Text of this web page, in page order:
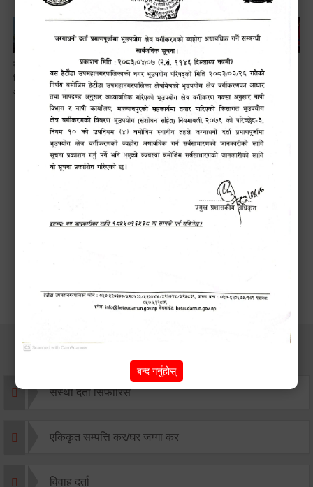
लैङ्गि असमानताका
विबिध पक्षहरु विषयक
अन्तक्रिया कार्यक्रम
हेटौँडा
उपमहानगरपालिकाबाटै
प्यान र भ्याटसहितका
कर सेवा सम्बन्धी
सूचना
ड्रागन फ्रुट
महोत्सव–२०८३
सफलतापूर्वक
सम्पन्न!
घटना दर्ता सम्बन्धी
अन्तरक्रियात्मक
कार्यक्रम
संस्था दर्ता सिफारिस
एकिकृत सम्पत्ति कर/घर जग्गा कर
विवाह दर्ता
बन्द गर्नुहोस्